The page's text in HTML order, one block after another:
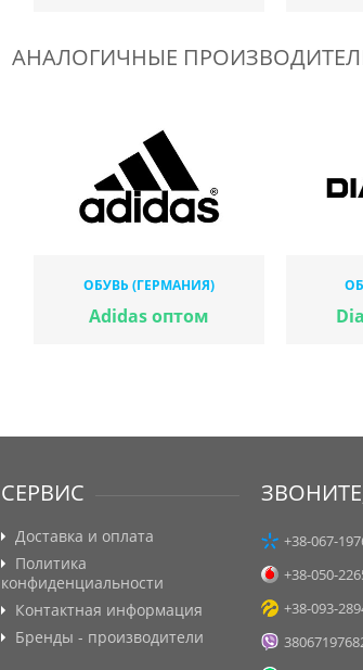
АНАЛОГИЧНЫЕ
ОБУВЬ (ГЕРМАНИЯ)
Adidas оптом
СЕРВИС
Доставка и оплата
Политика
конфиденциальности
Контактная информация
Бренды - производители
+38-067-
+38-050-
+38-093-